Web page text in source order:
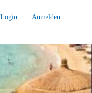
Login Anmelden